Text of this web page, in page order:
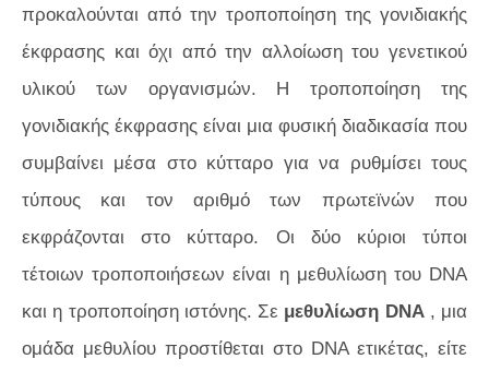
προκαλούνται από την τροποποίηση της γονιδιακής
έκφρασης και όχι από την αλλοίωση του γενετικού
υλικού των οργανισμών. Η τροποποίηση της
γονιδιακής έκφρασης είναι μια φυσική διαδικασία που
συμβαίνει μέσα στο κύτταρο για να ρυθμίσει τους
τύπους και τον αριθμό των πρωτεϊνών που
εκφράζονται στο κύτταρο. Οι δύο κύριοι τύποι
τέτοιων τροποποιήσεων είναι η μεθυλίωση του DNA
και η τροποποίηση ιστόνης. Σε μεθυλίωση DNA, μια
ομάδα μεθυλίου προστίθεται στο DNA ετικέτας, είτε